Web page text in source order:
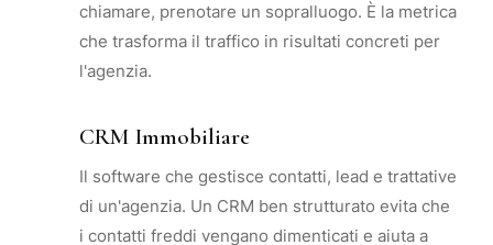
chiamare, prenotare un sopralluogo. È la metrica
che trasforma il traffico in risultati concreti per
l'agenzia.
CRM Immobiliare
Il software che gestisce contatti, lead e trattative
di un'agenzia. Un CRM ben strutturato evita che
i contatti freddi vengano dimenticati e aiuta a